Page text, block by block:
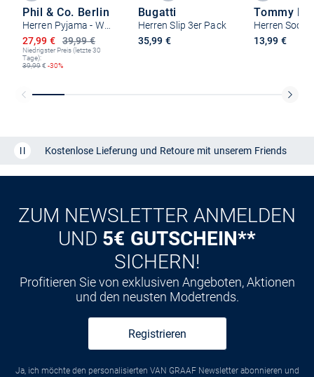
Phil & Co. Berlin
39,99 €
Ermäßigter Preis
27,99 €
Niedrigster Preis (letzte 30
Tage):
39,99€ -30%
Bugatti
Herren Slip 3er Pack
35,99 €
Tommy
13,99 €
Kostenlose Lieferung und Retoure mit unserem Friends
CLUB
Kauf aufRechnung
ZUM NEWSLETTER ANMELDEN
UND 5€ GUTSCHEIN**
SICHERN!
Profitieren Sie von exklusiven Angeboten, Aktionen
und den neusten Modetrends.
Registrieren
Ja, ich möchte den personalisierten VAN GRAAF Newsletter abonnieren und